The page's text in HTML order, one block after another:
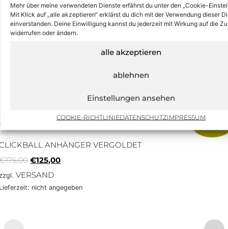
Mehr über meine verwendeten Dienste erfährst du unter den „Cookie-
Mit Klick auf „alle akzeptieren“ erklärst du dich mit der Verwendung dieser
einverstanden. Deine Einwilligung kannst du jederzeit mit Wirkung auf die
widerrufen oder ändern.
alle akzeptieren
ablehnen
Einstellungen ansehen
COOKIE-RICHTLINIEDATENSCHUTZIMPRESSUM
Vorrätig
KOLLEKTION
ANHÄNGER VERGOLDET
175,00 €125,00
VERSAND
nicht angegeben